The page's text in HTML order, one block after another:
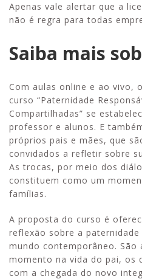
Apenas vale alertar que a
não é regra para todas
Saiba mais
Com aulas online e ao vivo,
curso “Paternidade
Compartilhadas” se
professor e alunos. E
próprios pais e mães, que
convidados a refletir sobre
As trocas, por meio dos
constituem como um
famílias.
A proposta do curso é
reflexão sobre a
mundo contemporâneo.
momento na vida do pai, os
com a chegada do novo